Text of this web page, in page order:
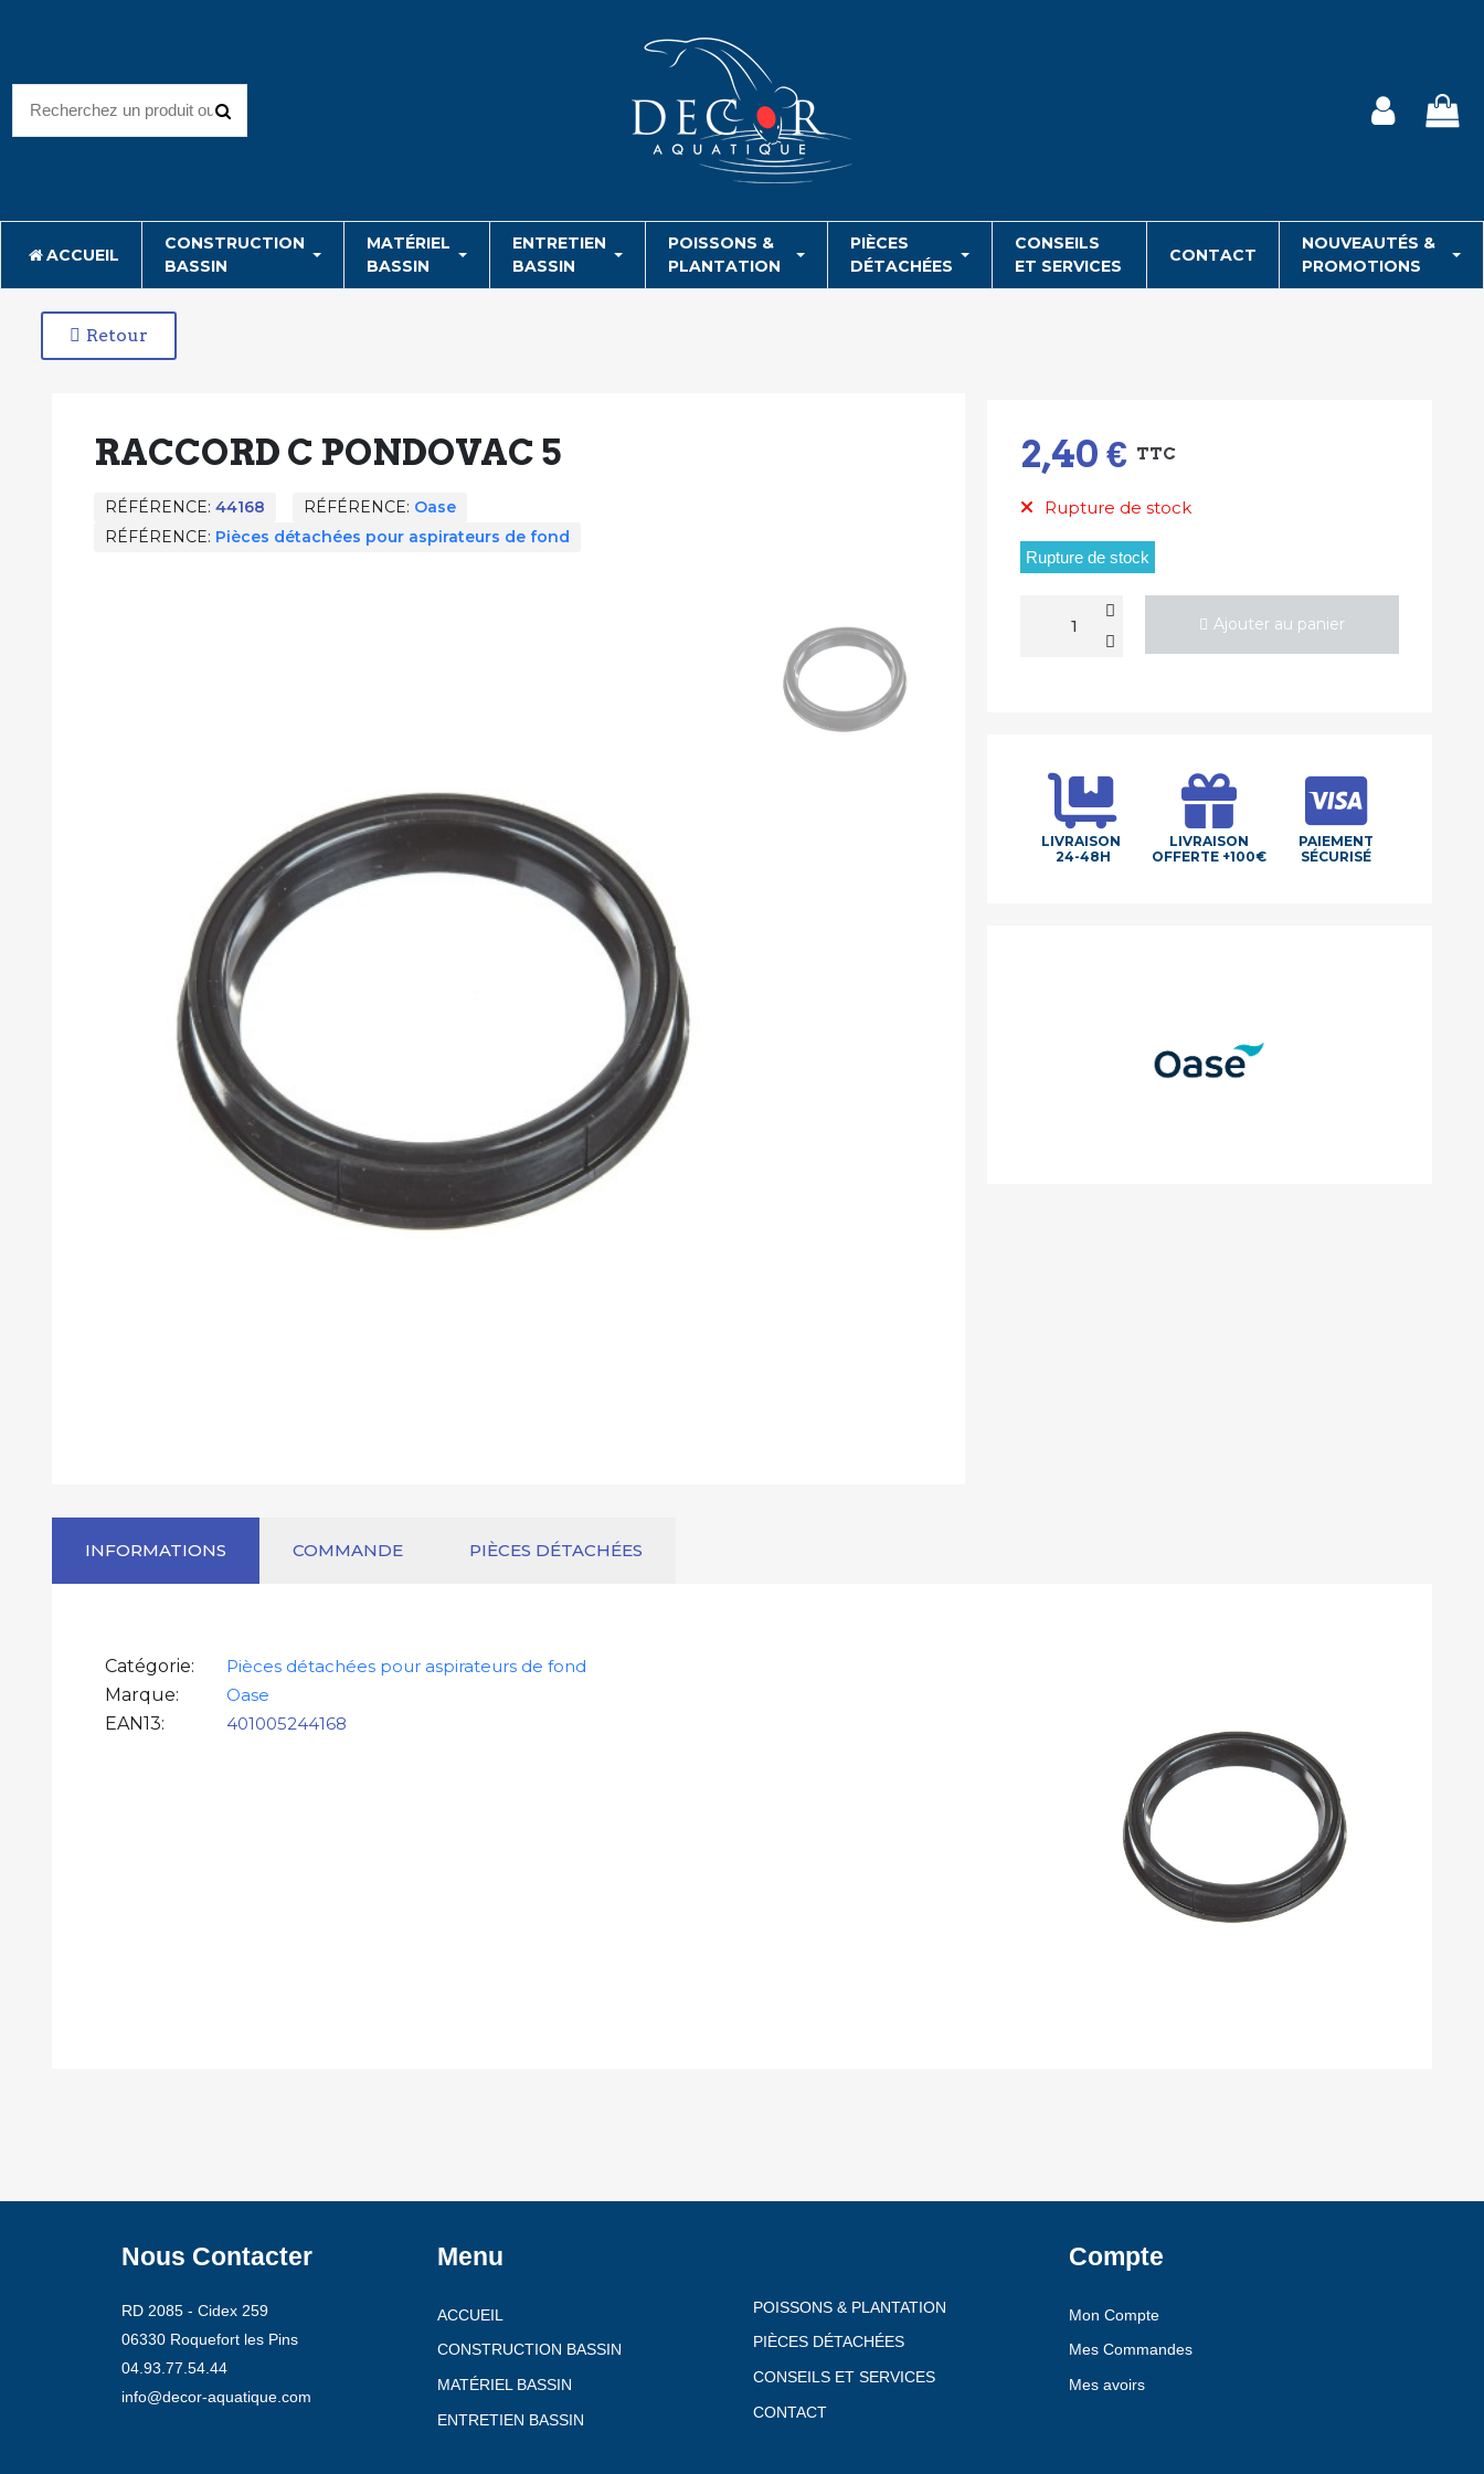
ACCUEIL
CONSTRUCTION
BASSIN
MATÉRIEL
BASSIN
ENTRETIEN
BASSIN
POISSONS &
PLANTATION
PIÈCES
DÉTACHÉES
CONSEILS
ET SERVICES
CONTACT
NOUVEAUTÉS &
PROMOTIONS
Retour
RACCORD C PONDOVAC 5
RÉFÉRENCE 44168 RÉFÉRENCE Oase
RÉFÉRENCE Pièces détachées pour aspirateurs de fond
2,40 € TTC
Rupture de stock
Rupture de stock
Ajouter au panier
LIVRAISON
24-48H
LIVRAISON
OFFERTE +100€
PAIEMENT
SÉCURISÉ
INFORMATIONS COMMANDE PIÈCES DÉTACHÉES
Catégorie
Pièces détachées pour aspirateurs de fond
Marque
Oase
EAN13
401005244168
Nous Contacter
RD 2085 - Cidex 259
06330 Roquefort les Pins
04.93.77.54.44
info@decor-aquatique.com
Menu
ACCUEIL
CONSTRUCTION BASSIN
MATÉRIEL BASSIN
ENTRETIEN BASSIN
POISSONS & PLANTATION
PIÈCES DÉTACHÉES
CONSEILS ET SERVICES
CONTACT
Compte
Mon Compte
Mes Commandes
Mes avoirs